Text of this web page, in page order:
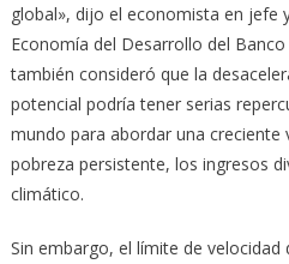
global», dijo el economista en jefe
Economía del Desarrollo del
también consideró que la
potencial podría tener serias
mundo para abordar una
pobreza persistente, los ingresos
climático.
Sin embargo, el límite de